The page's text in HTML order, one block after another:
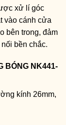
xử lí góc
vào cánh cửa
bên trong, đảm
bền chắc.
BÓNG NK441-